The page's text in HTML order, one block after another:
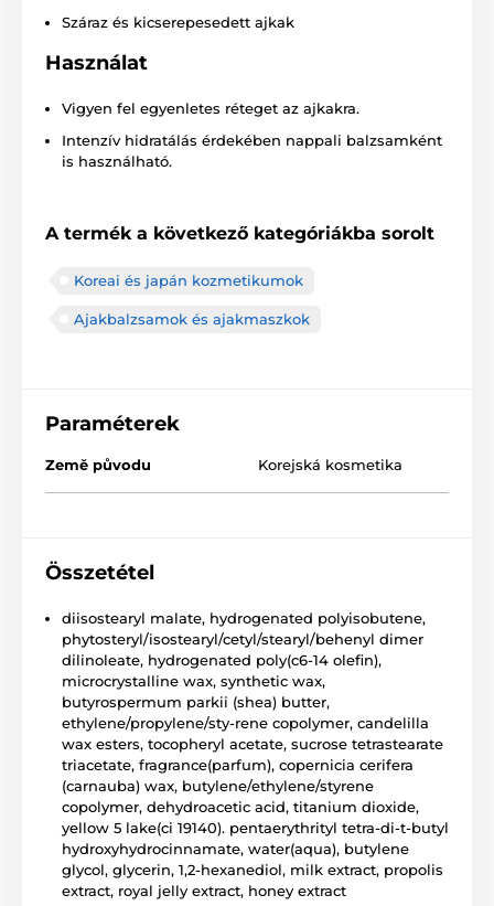
Száraz és kicserepesedett ajkak
Használat
Vigyen fel egyenletes réteget az ajkakra.
Intenzív hidratálás érdekében nappali balzsamként
is használható.
A termék a következő kategóriákba sorolt
Koreai és japán kozmetikumok
Ajakbalzsamok és ajakmaszkok
Paraméterek
Země původu Korejská kosmetika
Összetétel
diisostearyl malate, hydrogenated polyisobutene,
phytosteryl/isostearyl/cetyl/stearyl/behenyl dimer
dilinoleate, hydrogenated poly(c6-14 olefin),
microcrystalline wax, synthetic wax,
butyrospermum parkii (shea) butter,
ethylene/propylene/sty-rene copolymer, candelilla
wax esters, tocopheryl acetate, sucrose tetrastearate
triacetate, fragrance(parfum), copernicia cerifera
(carnauba) wax, butylene/ethylene/styrene
copolymer, dehydroacetic acid, titanium dioxide,
yellow 5 lake(ci 19140). pentaerythrityl tetra-di-t-butyl
hydroxyhydrocinnamate, water(aqua), butylene
glycol, glycerin, 1,2-hexanediol, milk extract, propolis
extract, royal jelly extract, honey extract